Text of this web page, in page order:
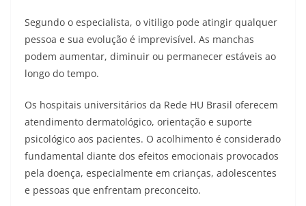
Segundo o especialista, o vitiligo pode atingir qualquer
pessoa e sua evolução é imprevisível. As manchas
podem aumentar, diminuir ou permanecer estáveis ao
longo do tempo.
Os hospitais universitários da Rede HU Brasil oferecem
atendimento dermatológico, orientação e suporte
psicológico aos pacientes. O acolhimento é considerado
fundamental diante dos efeitos emocionais provocados
pela doença, especialmente em crianças, adolescentes
e pessoas que enfrentam preconceito.